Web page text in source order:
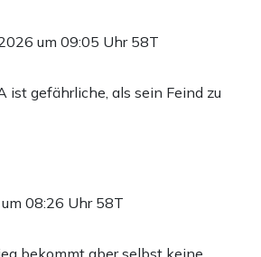
um 09:05 Uhr 58T
ist gefährliche, als sein Feind zu
08:26 Uhr 58T
bekommt aber selbst keine